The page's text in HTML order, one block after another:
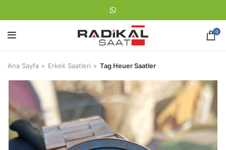
0
Ana Sayfa Erkek Saatleri Tag Heuer Saatler